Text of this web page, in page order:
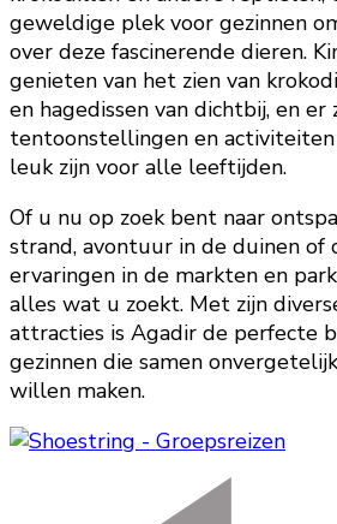
geweldige plek voor gezinnen
over deze fascinerende dieren.
genieten van het zien van
en hagedissen van dichtbij, en er
tentoonstellingen en
leuk zijn voor alle leeftijden.
Of u nu op zoek bent naar
strand, avontuur in de duinen
ervaringen in de markten en
alles wat u zoekt. Met zijn
attracties is Agadir de perfecte
gezinnen die samen
willen maken.